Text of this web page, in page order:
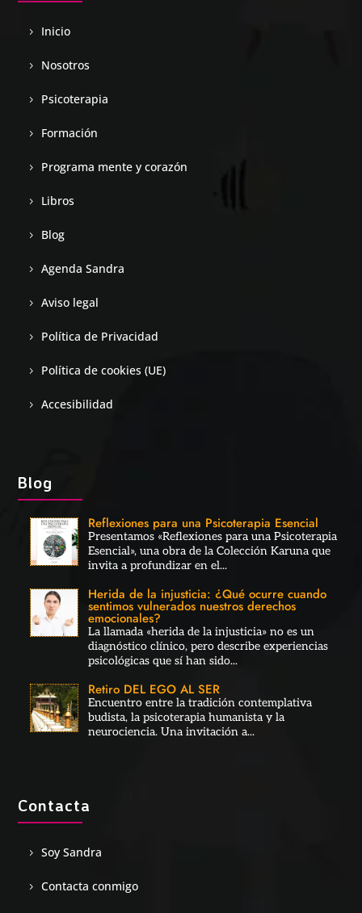
Inicio
Nosotros
Psicoterapia
Formación
Programa mente y corazón
Libros
Blog
Agenda Sandra
Aviso legal
Política de Privacidad
Política de cookies (UE)
Accesibilidad
Blog
Reflexiones para una Psicoterapia Esencial
Presentamos «Reflexiones para una Psicoterapia
Esencial», una obra de la Colección Karuna que
invita a profundizar en el...
Herida de la injusticia: ¿Qué ocurre cuando
sentimos vulnerados nuestros derechos
emocionales?
La llamada «herida de la injusticia» no es un
diagnóstico clínico, pero describe experiencias
psicológicas que sí han sido...
Retiro DEL EGO AL SER
Encuentro entre la tradición contemplativa
budista, la psicoterapia humanista y la
neurociencia. Una invitación a...
Contacta
Soy Sandra
Contacta conmigo